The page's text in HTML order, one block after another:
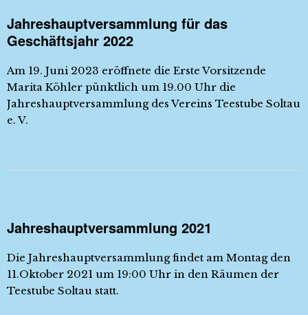
Jahreshauptversammlung für das
Geschäftsjahr 2022
Am 19. Juni 2023 eröffnete die Erste Vorsitzende
Marita Köhler pünktlich um 19.00 Uhr die
Jahreshauptversammlung des Vereins Teestube Soltau
e. V.
Jahreshauptversammlung 2021
Die Jahreshauptversammlung findet am Montag den
11.Oktober 2021 um 19:00 Uhr in den Räumen der
Teestube Soltau statt.